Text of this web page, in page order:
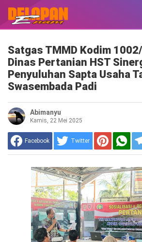
Satgas TMMD Kodim
Dinas Pertanian HST
Penyuluhan Sapta Usaha
Swasembada Padi
Abimanyu
Kamis, 22 Mei 2025
Facebook Twitter